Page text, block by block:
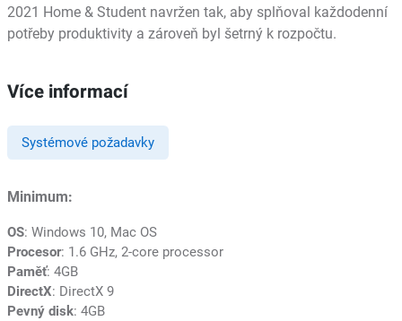
2021 Home & Student navržen tak, aby splňoval každodenní
potřeby produktivity a zároveň byl šetrný k rozpočtu.
Více informací
Systémové požadavky
Minimum:
OS: Windows 10, Mac OS
Procesor: 1.6 GHz, 2-core processor
Paměť: 4GB
DirectX: DirectX 9
Pevný disk: 4GB